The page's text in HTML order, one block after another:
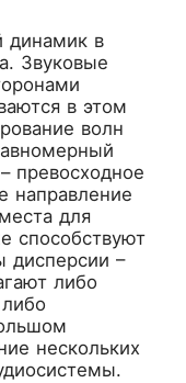
динамик в
Звуковые
в этом
волн
превосходное
направление
для
способствуют
дисперсии –
либо
нескольких